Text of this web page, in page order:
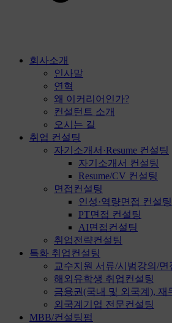
회사소개
인사말
연혁
왜 이커리어인가?
컨설턴트 소개
오시는 길
취업 컨설팅
자기소개서·Resume 컨설팅
자기소개서 컨설팅
Resume/CV 컨설팅
면접컨설팅
인성·역량면접 컨설팅
PT면접 컨설팅
AI면접컨설팅
취업전략컨설팅
특화 취업컨설팅
교수지원 서류/시범강의/면
해외유학생 취업컨설팅
금융권(국내 및 외국계), 재
외국계기업 전문컨설팅
MBB/컨설팅펌